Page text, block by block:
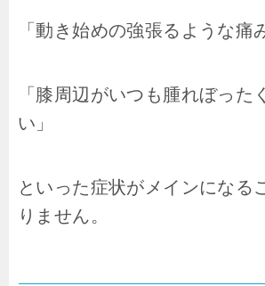
「動き始めの強張るような痛
「膝周辺がいつも腫れぼった
い」
といった症状がメインになる
りません。